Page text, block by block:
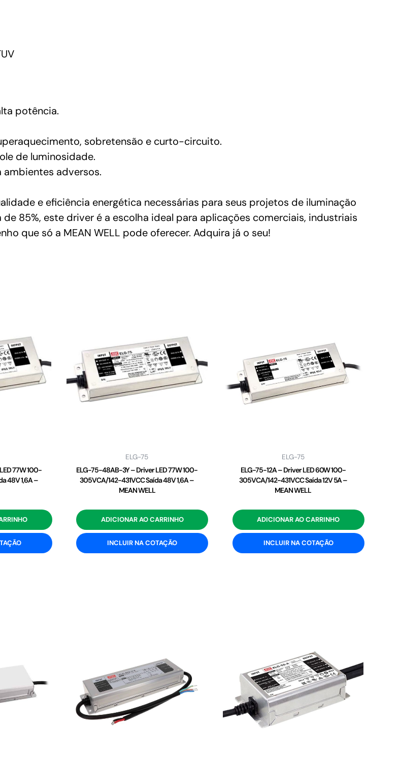
potência.
sobretensão e curto-circuito.
de luminosidade.
adversos.
e eficiência energética necessárias para seus projetos de iluminação
85%, este driver é a escolha ideal para aplicações comerciais, industriais
que só a MEAN WELL pode oferecer. Adquira já o seu!
77W 100-
48V 1,6A –
ELG-75
ELG-75-48AB-3Y – Driver LED 77W 100-
305VCA/142-431VCC Saída 48V 1,6A –
MEAN WELL
ADICIONAR AO CARRINHO
INCLUIR NA COTAÇÃO
ELG-75
ELG-75-12A – Driver LED 60W 100-
305VCA/142-431VCC Saída 12V 5A –
MEAN WELL
ADICIONAR AO CARRINHO
INCLUIR NA COTAÇÃO